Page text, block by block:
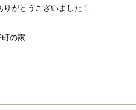
がとうございました！
町の家